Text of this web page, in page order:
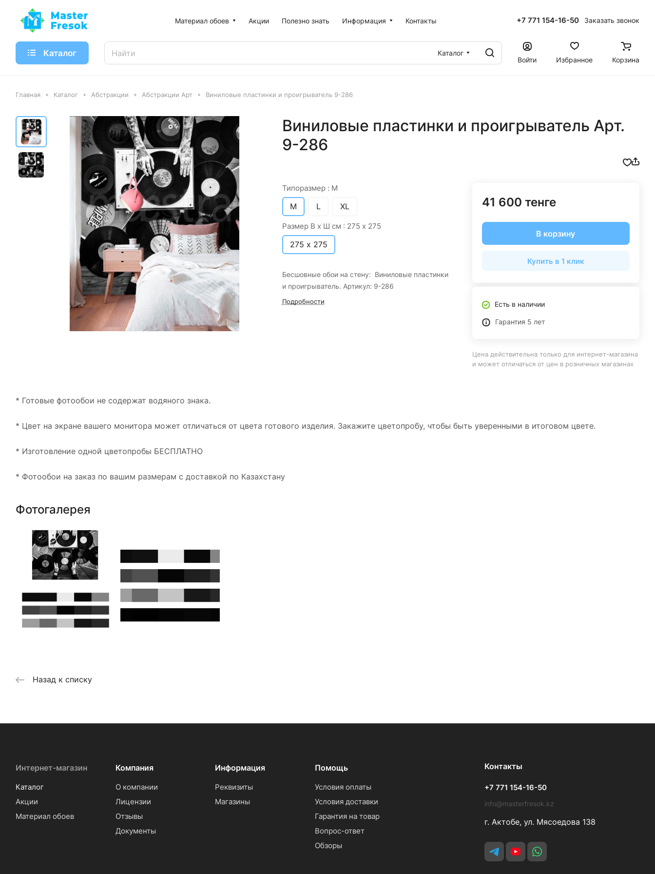
Материал обоев Акции Полезно знать Информация Контакты +7 771 154-16-50 Заказать звонок
Каталог
Каталог
Войти
Избранное Корзина
Главная Каталог Абстракции Абстракции Арт Виниловые пластинки и проигрыватель 9-286
Виниловые пластинки и проигрыватель Арт.
9-286
Типоразмер : M
M L XL
Размер В х Ш см : 275 х 275
275 х 275
Бесшовные обои на стену: Виниловые пластинки
и проигрыватель. Артикул: 9-286
Подробности
41 600 тенге
В корзину
Купить в 1 клик
Есть в наличии
Гарантия 5 лет
Цена действительна только для интернет-магазина
и может отличаться от цен в розничных магазинах
* Готовые фотообои не содержат водяного знака.
* Цвет на экране вашего монитора может отличаться от цвета готового изделия. Закажите цветопробу, чтобы быть уверенными в итоговом цвете.
* Изготовление одной цветопробы БЕСПЛАТНО
* Фотообои на заказ по вашим размерам с доставкой по Казахстану
Фотогалерея
Назад к списку
Интернет-магазин
Каталог
Акции
Материал обоев
Компания
О компании
Лицензии
Отзывы
Документы
Информация
Реквизиты
Магазины
Помощь
Условия оплаты
Условия доставки
Гарантия на товар
Вопрос-ответ
Обзоры
Контакты
+7 771 154-16-50
info@masterfresok.kz
г. Актобе, ул. Мясоедова 138